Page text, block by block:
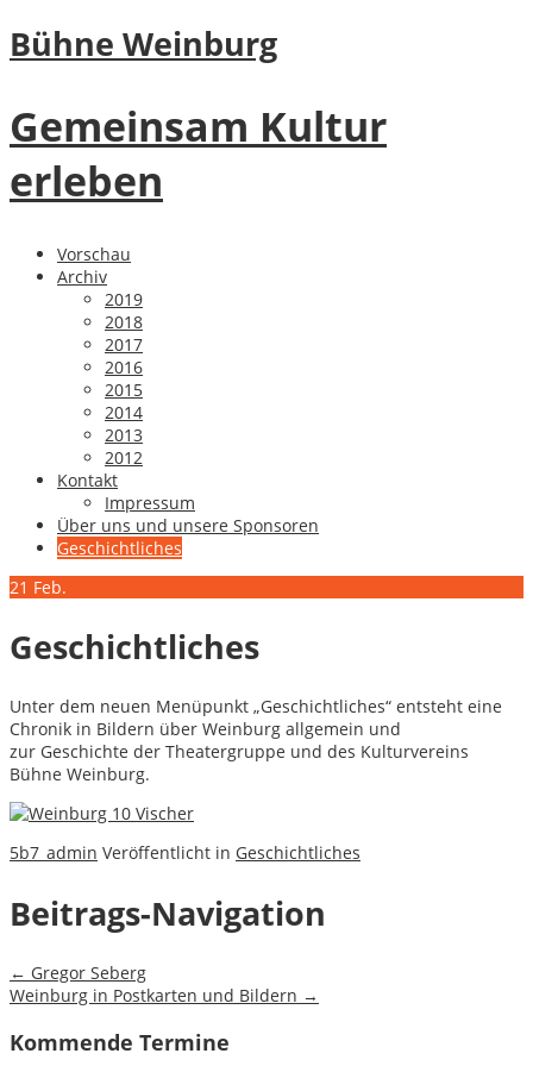
Bühne Weinburg
Gemeinsam Kultur
erleben
Vorschau
Archiv
2019
2018
2017
2016
2015
2014
2013
2012
Kontakt
Impressum
Über uns und unsere Sponsoren
Geschichtliches
21 Feb.
Geschichtliches
Unter dem neuen Menüpunkt „Geschichtliches“ entsteht eine
Chronik in Bildern über Weinburg allgemein und
zur Geschichte der Theatergruppe und des Kulturvereins
Bühne Weinburg.
5b7_admin Veröffentlicht in Geschichtliches
Beitrags-Navigation
← Gregor Seberg
Weinburg in Postkarten und Bildern →
Kommende Termine